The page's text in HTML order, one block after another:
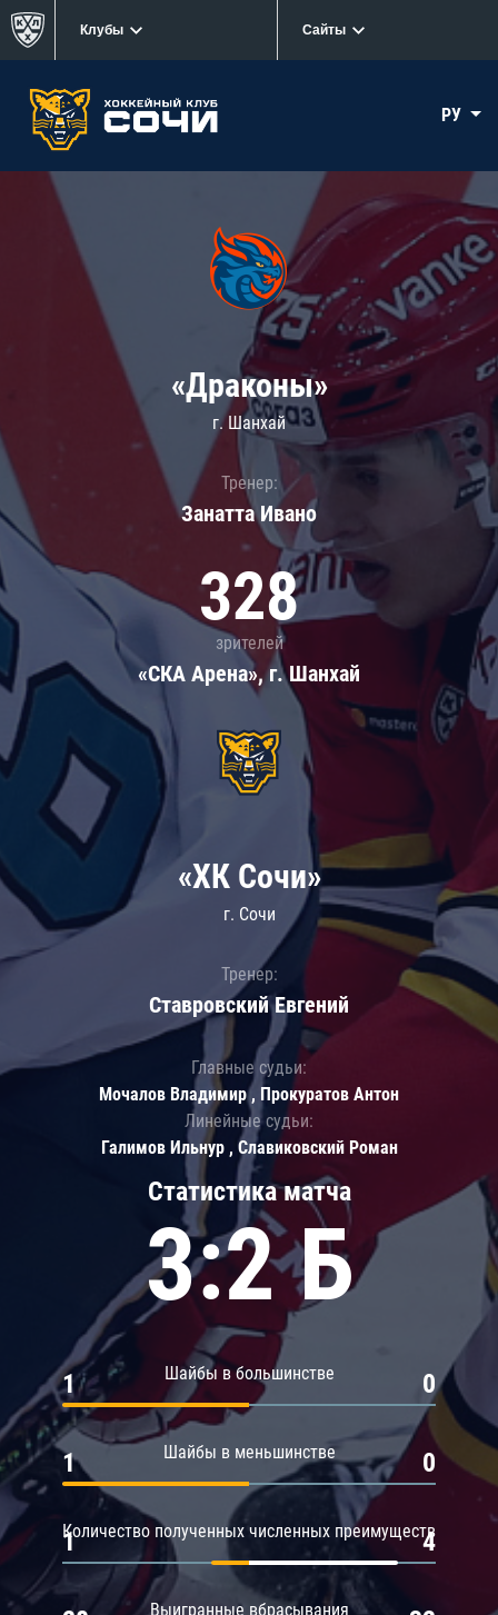
Клубы Сайты
РУ
«Драконы»
г. Шанхай
Тренер:
Занатта Иванo
328
зрителей
«СКА Арена», г. Шанхай
Статистика матча
3:2 Б
Шайбы в большинстве
1 0
Шайбы в меньшинстве
1 0
Количество полученных численных преимуществ
1 4
Выигранные вбрасывания
«ХК Сочи»
г. Сочи
Тренер:
Ставровский Евгений
Главные судьи:
Мочалов Владимир , Прокуратов Антон
Линейные судьи:
Галимов Ильнур , Славиковский Роман